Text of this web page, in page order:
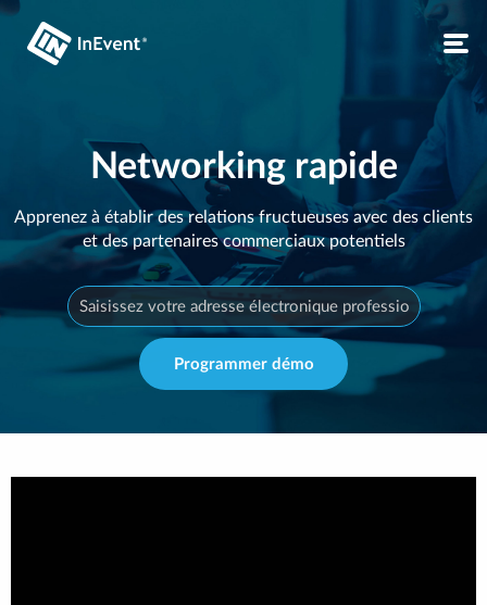
Networking rapide
Apprenez à établir des relations fructueuses avec des clients
et des partenaires commerciaux potentiels
Programmer démo